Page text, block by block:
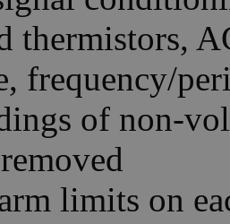
thermistors,
frequency/
of non-
limits on